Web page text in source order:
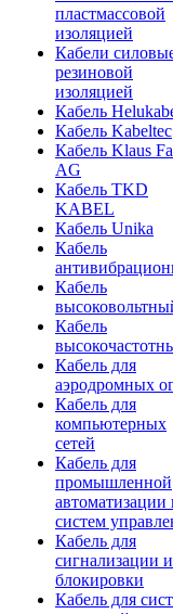
пластмассовой
изоляцией
Кабели
резиновой
изоляцией
Кабель
Кабель Kabeltec
Кабель Klaus
AG
Кабель TKD
KABEL
Кабель Unika
Кабель
Кабель
Кабель
Кабель для
аэродромных
Кабель для
компьютерных
сетей
Кабель для
промышленной
автоматизации
систем
Кабель для
сигнализации и
блокировки
Кабель для